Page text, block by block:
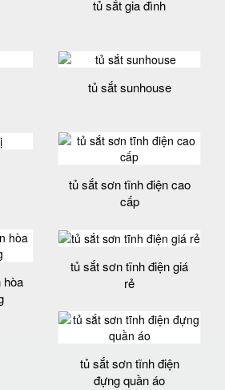
tủ sắt gia đình
tủ sắt sunhouse
tủ sắt sơn tĩnh điện cao
cấp
hòa
tủ sắt sơn tĩnh điện giá
rẻ
tủ sắt sơn tĩnh điện
đựng quần áo